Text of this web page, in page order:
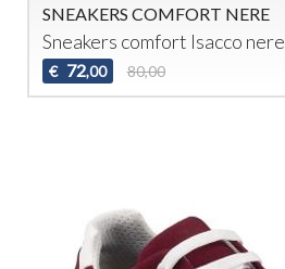
SNEAKERS COMFORT NERE
Sneakers comfort Isacco nere
€ 72,00 80,00